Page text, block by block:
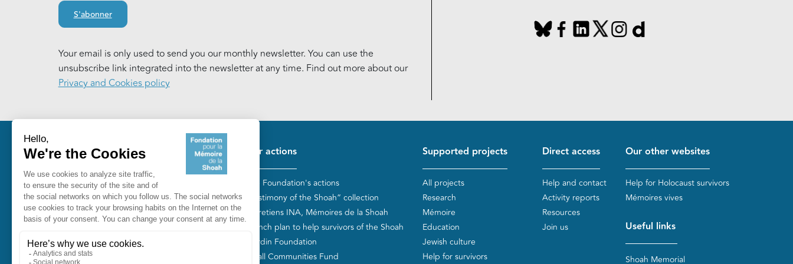
S'abonner
Your email is only used to send you our monthly newsletter. You can use the
unsubscribe link integrated into the newsletter at any time. Find out more about our
Privacy and Cookies policy
Fondation pour la Mémoire de la
Shoah
10, avenue Percier - 75008 Paris
Our actions
The Foundation's actions
“Testimony of the Shoah” collection
Entretiens INA, Mémoires de la Shoah
French plan to help survivors of the Shoah
Gordin Foundation
Small Communities Fund
Supported projects
All projects
Research
Mémoire
Education
Jewish culture
Help for survivors
Direct access
Help and contact
Activity reports
Resources
Join us
Our other websites
Help for Holocaust survivors
Mémoires vives
Useful links
Shoah Memorial